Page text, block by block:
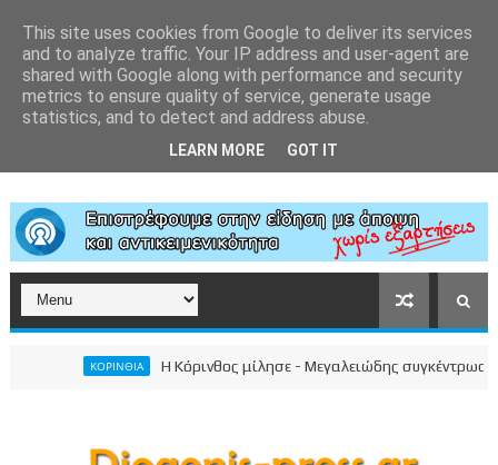
ΚΟΡΙΝΘΙΑ Η Κόρινθος μίλησε - Μεγαλειώδης συγκέντρωση του
This site uses cookies from Google to deliver its services
and to analyze traffic. Your IP address and user-agent are
shared with Google along with performance and security
metrics to ensure quality of service, generate usage
statistics, and to detect and address abuse.
LEARN MORE GOT IT